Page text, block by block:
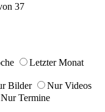
37
Letzter Monat
Bilder
Nur Videos
Nur Termine